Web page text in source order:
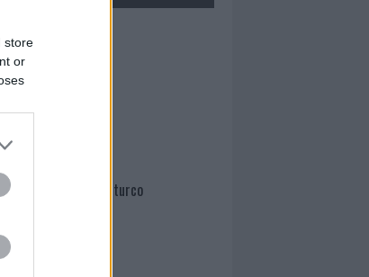
store
or
Mario Malu
Paolo Pinna
Martina Agostina Diturco